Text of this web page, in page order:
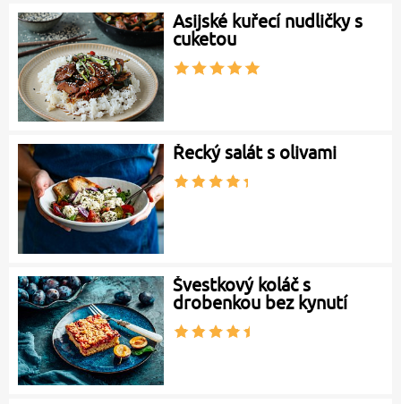
Asijské kuřecí nudličky s
cuketou
Řecký salát s olivami
Švestkový koláč s
drobenkou bez kynutí